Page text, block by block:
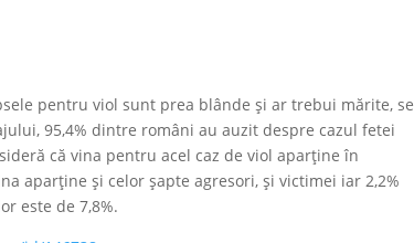
pentru viol sunt prea blânde și ar trebui mărite, se
95,4% dintre români au auzit despre cazul fetei
că vina pentru acel caz de viol aparține în
aparține și celor șapte agresori, și victimei iar 2,2%
este de 7,8%.